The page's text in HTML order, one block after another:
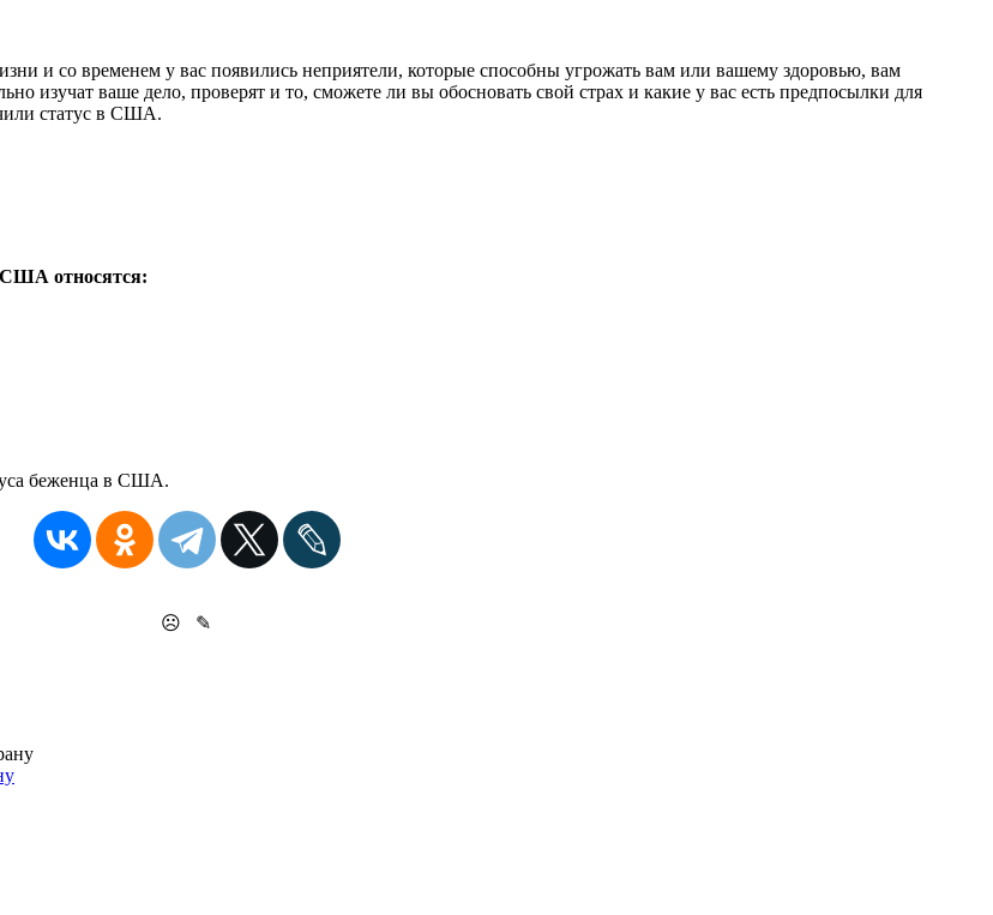
и со временем у вас появились неприятели, которые способны угрожать вам или вашему здоровью, вам
изучат ваше дело, проверят и то, сможете ли вы обосновать свой страх и какие у вас есть предпосылки для
статус в США.
США относятся:
беженца в США.
☹
✎